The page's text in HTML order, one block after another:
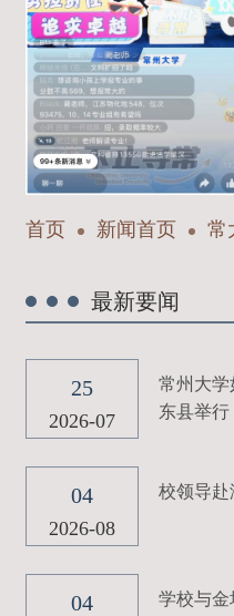
首页 新闻首页 常
最新要闻
25
2026-07
常州大学
东县举行
04
2026-08
校领导赴
04
学校与金